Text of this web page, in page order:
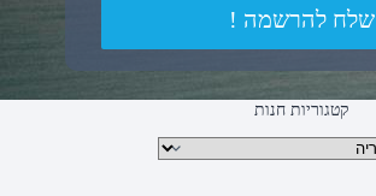
שלח להרשמה !
קטגוריות חנות
קטגוריות מוצרים